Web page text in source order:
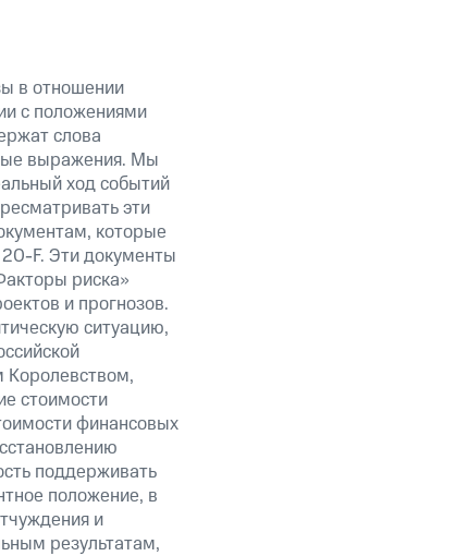
в отношении
с положениями
слова
выражения. Мы
ход событий
эти
которые
F. Эти документы
риска»
и прогнозов.
ситуацию,
стоимости
финансовых
поддерживать
положение, в
и
результатам,